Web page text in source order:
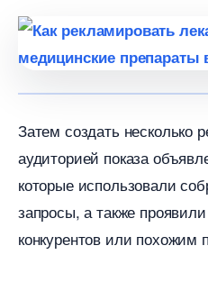
Затем создать несколько
аудиторией показа
которые использовали
запросы, а также
конкурентов или похожим